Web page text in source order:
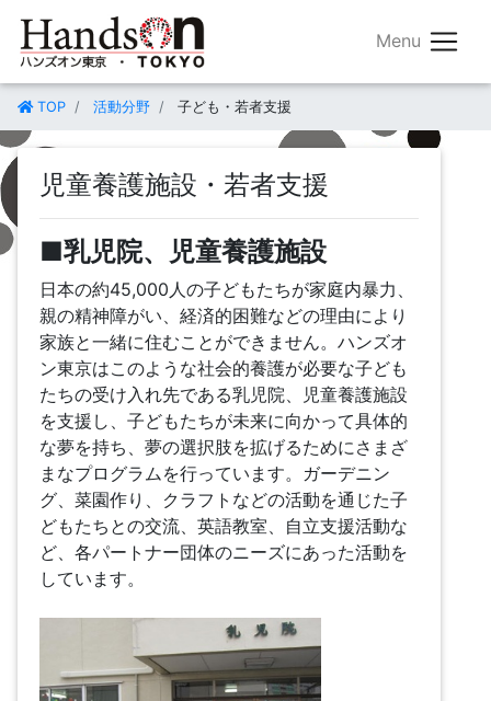
TOP 活動分野 子ども・若者支援
児童養護施設・若者支援
■乳児院、児童養護施設
日本の約45,000人の子どもたちが家庭内暴力、
親の精神障がい、経済的困難などの理由により
家族と一緒に住むことができません。ハンズオ
ン東京はこのような社会的養護が必要な子ども
たちの受け入れ先である乳児院、児童養護施設
を支援し、子どもたちが未来に向かって具体的
な夢を持ち、夢の選択肢を拡げるためにさまざ
まなプログラムを行っています。ガーデニン
グ、菜園作り、クラフトなどの活動を通じた子
どもたちとの交流、英語教室、自立支援活動な
ど、各パートナー団体のニーズにあった活動を
しています。